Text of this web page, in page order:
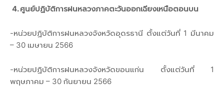
4. ศูนย์ปฏิบัติการฝนหลวงภาคตะวันออกเฉียงเหนือตอนบน
-หน่วยปฏิบัติการฝนหลวงจังหวัดอุดรธานี ตั้งแต่วันที่ 1 มีนาคม
– 30 เมษายน 2566
-หน่วยปฏิบัติการฝนหลวงจังหวัดขอนแก่น ตั้งแต่วันที่ 1
พฤษภาคม – 30 กันยายน 2566